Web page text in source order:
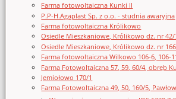
Farma fotowoltaiczna Kunki II
P.P-H.Agaplast Sp. z o.o. - studnia awaryjna
Farma fotowoltaiczna Królikowo
Osiedle Mieszkaniowe, Królikowo dz. nr 42/
Osiedle Mieszkaniowe, Królikowo dz. nr
Farma fotowoltaiczna Wilkowo 106-6, 106-
Farma Fotowoltaiczna 57, 59, 60/4, obręb
Jemiołowo 170/1
Farma Fotowoltaiczna 49, 50, 160/5,